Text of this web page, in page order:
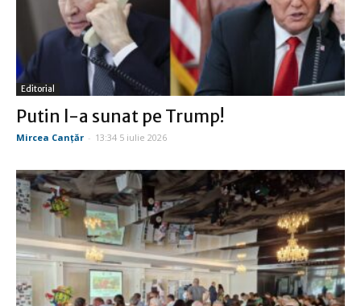
Editorial
Putin l-a sunat pe Trump!
Mircea Canţăr - 13:34 5 iulie 2026